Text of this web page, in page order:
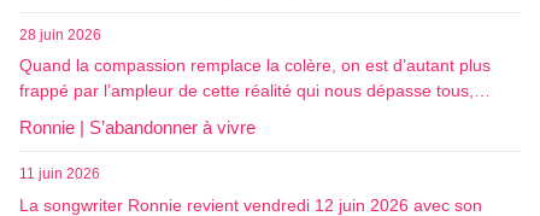
28 juin 2026
Quand la compassion remplace la colère, on est d’autant plus
frappé par l’ampleur de cette réalité qui nous dépasse tous,…
Ronnie | S’abandonner à vivre
11 juin 2026
La songwriter Ronnie revient vendredi 12 juin 2026 avec son